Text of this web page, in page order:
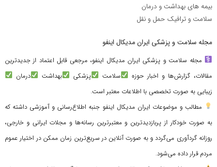
بیمه های بهداشت و درمان
سلامت و ترافیک حمل و نقل
مجله سلامت و پزشکی ایران مدیکال اینفو
مجله سلامت و پزشکی ایران مدیکال اینفو، مرجعی قابل اعتماد از جدیدترین
مقالات، گزارش‌ها و اخبار حوزه
سلامت پزشکی بهداشت
درمان
زیبایی به صورت تخصصی با اطلاعات معتبر است.
مطالب و موضوعات ایران مدیکال اینفو جنبه اطلاع‌رسانی و آموزشی داشته که
به صورت خودکار از پربازدیدترین و معتبرترین رسانه‌ها و مجلات ایرانی و خارجی،
روزانه گردآوری می‌گردد و به صورت آنلاین در سریع‌ترین زمان ممکن در اختیار عموم
مردم قرار داده می‌شود.